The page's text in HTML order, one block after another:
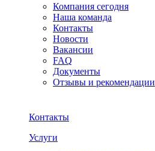
Компания сегодня
Наша команда
Контакты
Новости
Вакансии
FAQ
Документы
Отзывы и рекомендации
Контакты
Услуги